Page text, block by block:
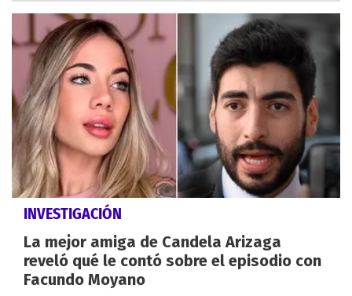
INVESTIGACIÓN
La mejor amiga de Candela Arizaga
reveló qué le contó sobre el episodio con
Facundo Moyano